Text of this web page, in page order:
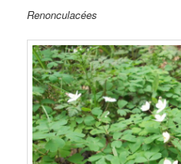
Renonculacées